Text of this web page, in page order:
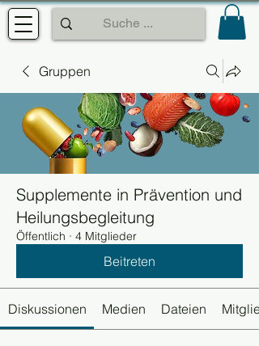
Gruppen
Supplemente in Prävention und
Heilungsbegleitung
Öffentlich · 4 Mitglieder
Beitreten
Diskussionen Medien Dateien